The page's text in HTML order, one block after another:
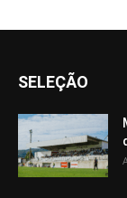
SELEÇÃO